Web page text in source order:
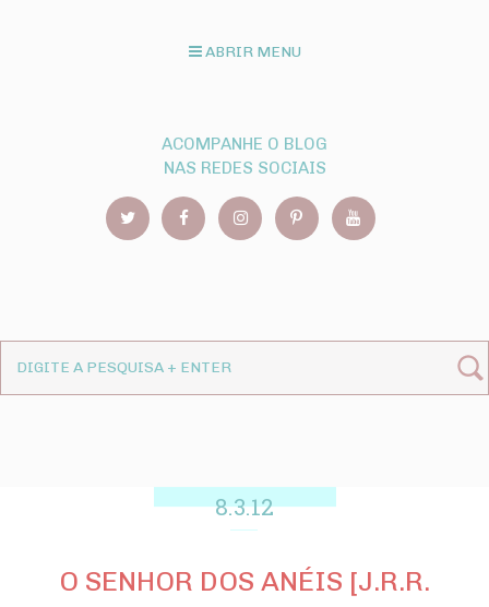
ABRIR MENU
ACOMPANHE O BLOG
NAS REDES SOCIAIS
8.3.12
O SENHOR DOS ANÉIS [J.R.R.